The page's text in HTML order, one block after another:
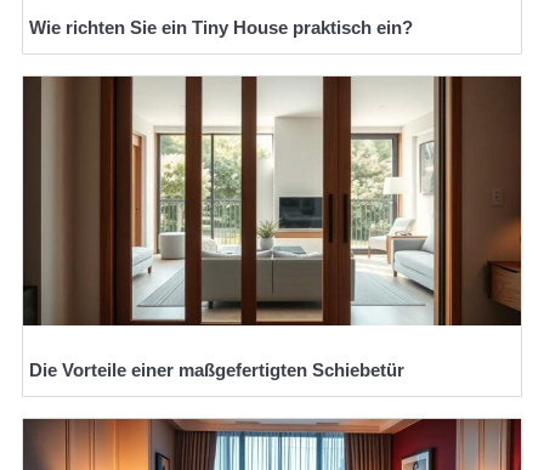
Wie richten Sie ein Tiny House praktisch ein?
Die Vorteile einer maßgefertigten Schiebetür